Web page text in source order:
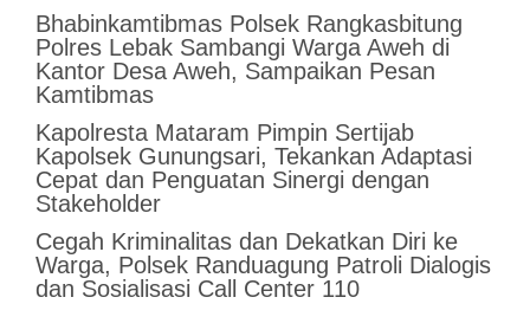
Bhabinkamtibmas Polsek Rangkasbitung
Polres Lebak Sambangi Warga Aweh di
Kantor Desa Aweh, Sampaikan Pesan
Kamtibmas
Kapolresta Mataram Pimpin Sertijab
Kapolsek Gunungsari, Tekankan Adaptasi
Cepat dan Penguatan Sinergi dengan
Stakeholder
Cegah Kriminalitas dan Dekatkan Diri ke
Warga, Polsek Randuagung Patroli Dialogis
dan Sosialisasi Call Center 110